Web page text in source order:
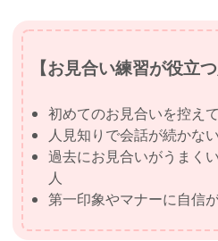
【お見合い練習が役立つ
初めてのお見合いを控え
人見知りで会話が続かな
過去にお見合いがうまく
人
第一印象やマナーに自信